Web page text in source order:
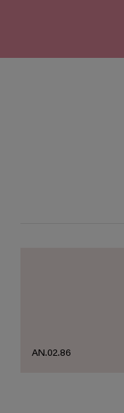
AN.02.86